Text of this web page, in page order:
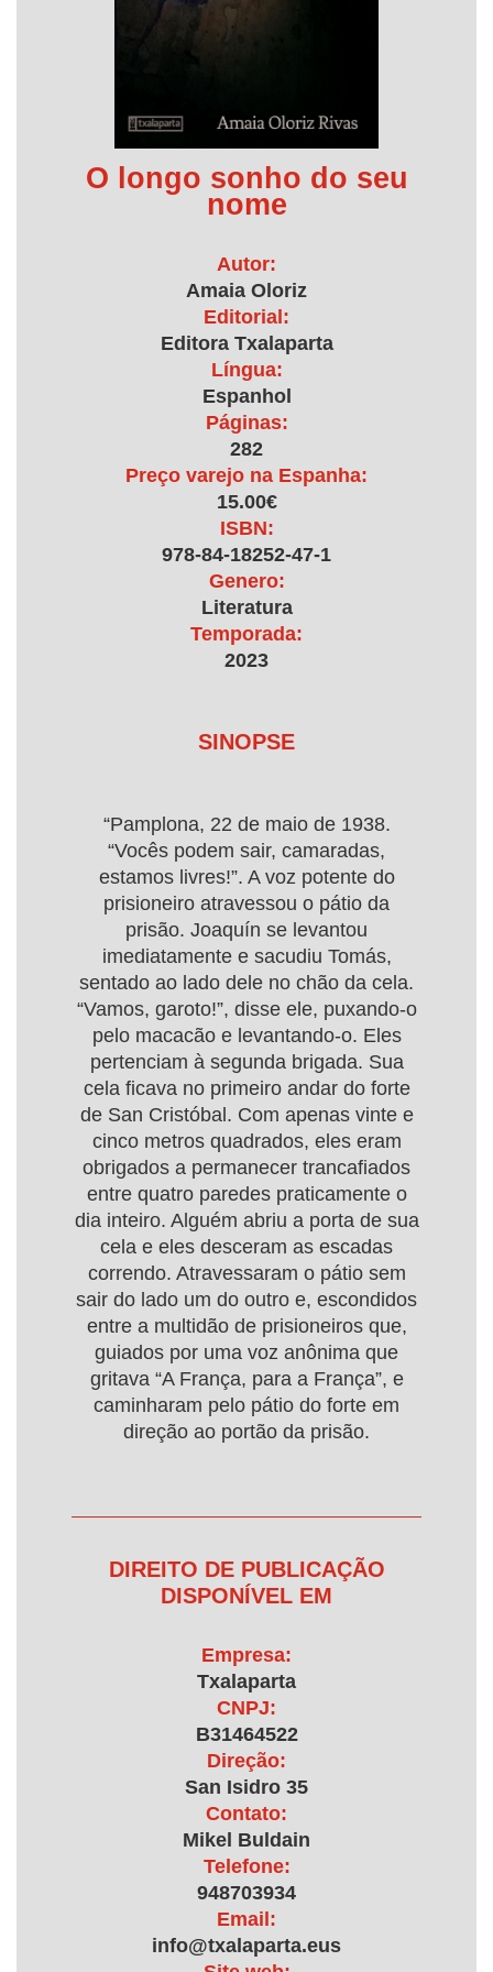
O longo sonho do seu
nome
Autor:
Amaia Oloriz
Editorial:
Editora Txalaparta
Língua:
Espanhol
Páginas:
282
Preço varejo na Espanha:
15.00€
ISBN:
978-84-18252-47-1
Genero:
Literatura
Temporada:
2023
SINOPSE
“Pamplona, 22 de maio de 1938.
“Vocês podem sair, camaradas,
estamos livres!”. A voz potente do
prisioneiro atravessou o pátio da
prisão. Joaquín se levantou
imediatamente e sacudiu Tomás,
sentado ao lado dele no chão da cela.
“Vamos, garoto!”, disse ele, puxando-o
pelo macacão e levantando-o. Eles
pertenciam à segunda brigada. Sua
cela ficava no primeiro andar do forte
de San Cristóbal. Com apenas vinte e
cinco metros quadrados, eles eram
obrigados a permanecer trancafiados
entre quatro paredes praticamente o
dia inteiro. Alguém abriu a porta de sua
cela e eles desceram as escadas
correndo. Atravessaram o pátio sem
sair do lado um do outro e, escondidos
entre a multidão de prisioneiros que,
guiados por uma voz anônima que
gritava “A França, para a França”, e
caminharam pelo pátio do forte em
direção ao portão da prisão.
DIREITO DE PUBLICAÇÃO
DISPONÍVEL EM
Empresa:
Txalaparta
CNPJ:
B31464522
Direção:
San Isidro 35
Contato:
Mikel Buldain
Telefone:
948703934
Email:
info@txalaparta.eus